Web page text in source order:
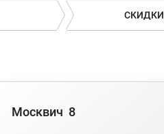
СКИДКИ
Москвич 8